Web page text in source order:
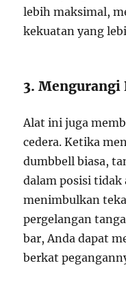
lebih maksimal,
kekuatan yang
3. Mengurangi
Alat ini juga
cedera. Ketika
dumbbell biasa,
dalam posisi tidak
menimbulkan
pergelangan
bar, Anda dapat
berkat